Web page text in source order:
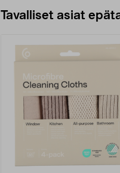
Tavalliset asiat